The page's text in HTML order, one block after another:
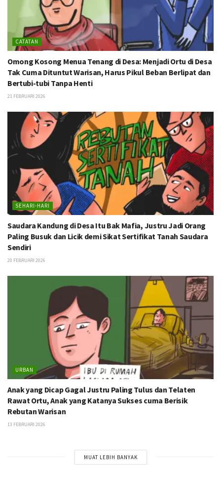
CATATAN
Omong Kosong Menua Tenang di Desa: Menjadi Ortu di Desa
Tak Cuma Dituntut Warisan, Harus Pikul Beban Berlipat dan
Bertubi-tubi Tanpa Henti
21 FEBRUARI 2026
SEHARI-HARI
Saudara Kandung di Desa Itu Bak Mafia, Justru Jadi Orang
Paling Busuk dan Licik demi Sikat Sertifikat Tanah Saudara
Sendiri
20 FEBRUARI 2026
URBAN
Anak yang Dicap Gagal Justru Paling Tulus dan Telaten
Rawat Ortu, Anak yang Katanya Sukses cuma Berisik
Rebutan Warisan
13 FEBRUARI 2026
MUAT LEBIH BANYAK